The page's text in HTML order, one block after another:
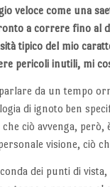
veloce come una
a correre fino al
tipico del mio
pericoli inutili, mi
da un tempo
di ignoto ben
ciò avvenga,
visione, ciò
dei punti di